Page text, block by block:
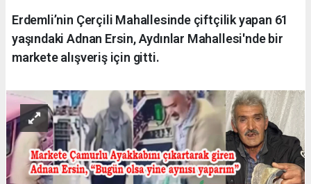
Erdemli’nin Çerçili Mahallesinde çiftçilik yapan 61
yaşındaki Adnan Ersin, Aydınlar Mahallesi'nde bir
markete alışveriş için gitti.